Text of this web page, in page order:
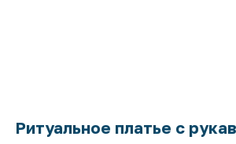
Ритуальное платье с